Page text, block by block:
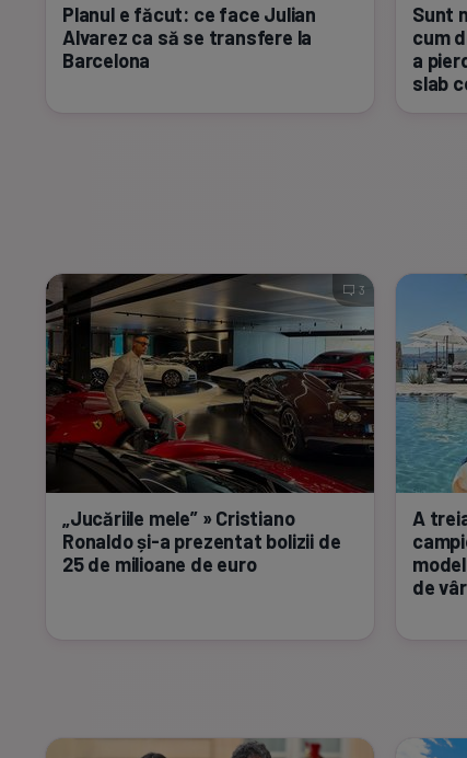
Planul e făcut: ce face Julian
Alvarez ca să se transfere la
Barcelona
Sunt
cum
a
slab
„Jucăriile mele” » Cristiano
Ronaldoși-a prezentat bolizii de
25 de milioane de euro
3
A
de